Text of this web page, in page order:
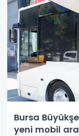
Bursa
yeni mobil